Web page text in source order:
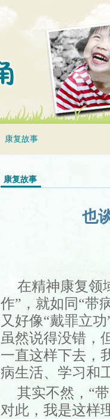
康复故事
康复故事
也
在精神康复领
作”，就如同“带
又好像“戴罪立
虽然说得没错
一直这样下去，
病生活、学习和
其实不然， “
对此，我是这样